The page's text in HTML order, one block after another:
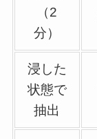
（2
分）
浸した
状態で
抽出